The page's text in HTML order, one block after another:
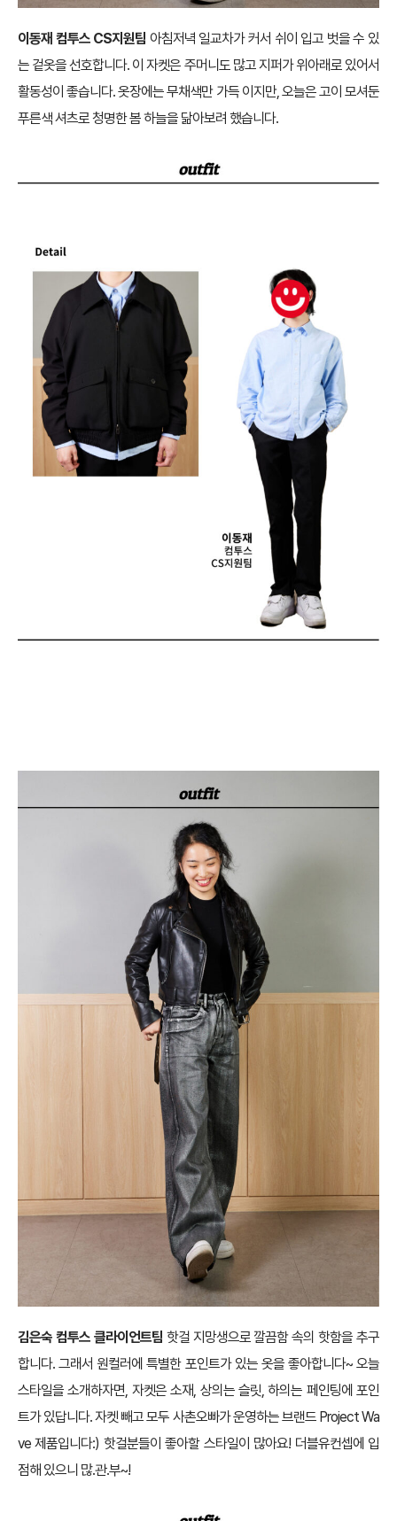
이동재 컴투스 CS지원팀 아침저녁 일교차가 커서 쉬이 입고 벗을 수 있
는 겉옷을 선호합니다. 이 자켓은 주머니도 많고 지퍼가 위아래로 있어서
활동성이 좋습니다. 옷장에는 무채색만 가득 이지만, 오늘은 고이 모셔둔
푸른색 셔츠로 청명한 봄 하늘을 닮아보려 했습니다.
김은숙 컴투스 클라이언트팀 핫걸 지망생으로 깔끔함 속의 핫함을 추구
합니다. 그래서 원컬러에 특별한 포인트가 있는 옷을 좋아합니다~ 오늘
스타일을 소개하자면, 자켓은 소재, 상의는 슬릿, 하의는 페인팅에 포인
트가 있답니다. 자켓 빼고 모두 사촌오빠가 운영하는 브랜드 Project Wa
ve 제품입니다:) 핫걸분들이 좋아할 스타일이 많아요! 더블유컨셉에 입
점해 있으니 많.관.부~!